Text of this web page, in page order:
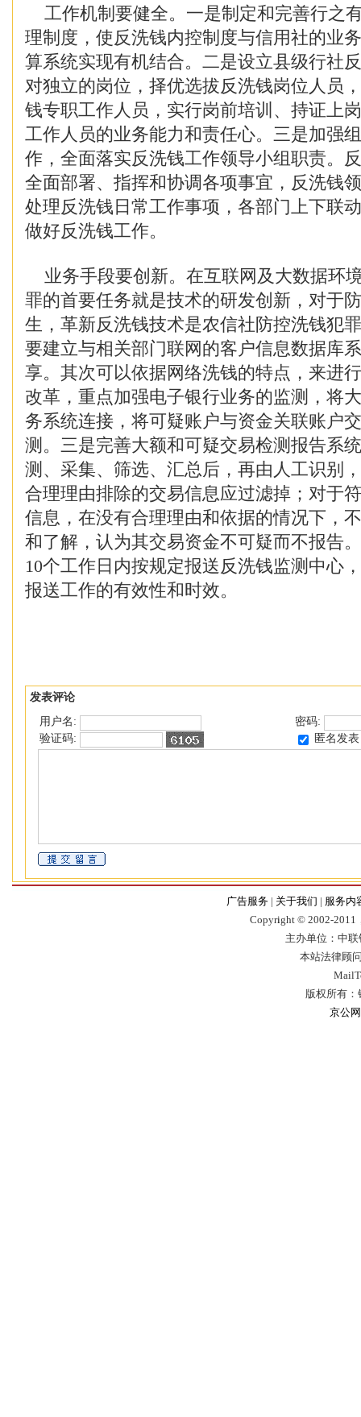
工作机制要健全。一是制定和完善行之
理制度，使反洗钱内控制度与信用社的业
算系统实现有机结合。二是设立县级行社
对独立的岗位，择优选拔反洗钱岗位人员
钱专职工作人员，实行岗前培训、持证上
工作人员的业务能力和责任心。三是加强
作，全面落实反洗钱工作领导小组职责。
全面部署、指挥和协调各项事宜，反洗钱
处理反洗钱日常工作事项，各部门上下联
做好反洗钱工作。
业务手段要创新。在互联网及大数据环
罪的首要任务就是技术的研发创新，对于
生，革新反洗钱技术是农信社防控洗钱犯
要建立与相关部门联网的客户信息数据库
享。其次可以依据网络洗钱的特点，来进
改革，重点加强电子银行业务的监测，将
务系统连接，将可疑账户与资金关联账户
测。三是完善大额和可疑交易检测报告系
测、采集、筛选、汇总后，再由人工识别
合理理由排除的交易信息应过滤掉；对于
信息，在没有合理理由和依据的情况下，
和了解，认为其交易资金不可疑而不报告
10个工作日内按规定报送反洗钱监测中心
报送工作的有效性和时效。
发表评论
用户名:
密码:
验证码:
匿名发表
广告服务 | 关于我们 | 服务内
Copyright © 2002-2011
主办单位：中
本站法律顾
版权所有
京公